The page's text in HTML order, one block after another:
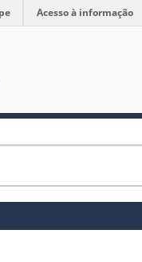
Acesso à informação